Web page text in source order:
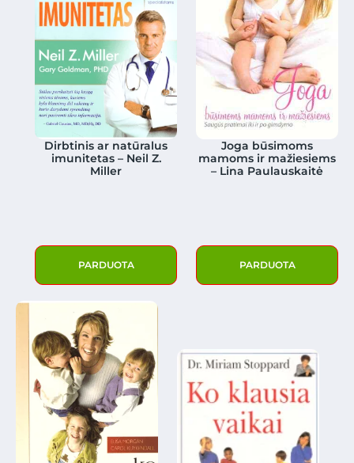
Dirbtinis ar natūralus
imunitetas – Neil Z.
Miller
PARDUOTA
Joga būsimoms
mamoms ir mažiesiems
– Lina Paulauskaitė
PARDUOTA